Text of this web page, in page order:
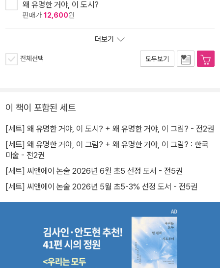
왜 유명한 거야, 이 도시?
판매가 12,600원
더보기
전체선택 모두보기
이 책이 포함된 세트
[세트] 왜 유명한 거야, 이 도시? + 왜 유명한 거야, 이 그림? - 전2권
[세트] 왜 유명한 거야, 이 그림? + 왜 유명한 거야, 이 그림? : 한국
미술 - 전2권
[세트] 씨앤에이 논술 2026년 6월 초5 선정 도서 - 전5권
[세트] 씨앤에이 논술 2026년 5월 초5-3% 선정 도서 - 전5권